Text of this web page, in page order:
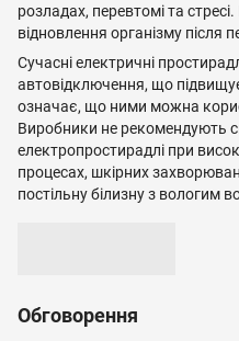
розладах, перевтомі та
відновлення організму після
Сучасні електричні
автовідключення, що
означає, що ними можна
Виробники не рекомендують
електропростирадлі при
процесах, шкірних
постільну білизну з вологим
Обговорення